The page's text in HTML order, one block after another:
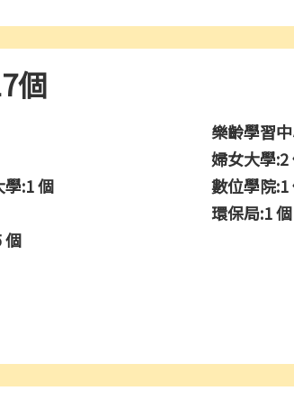
個
樂齡學習
婦女大學:2
:1 個
數位學院:1
環保局:1 個
個